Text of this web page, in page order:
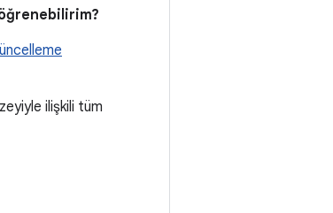
ilişkili tüm